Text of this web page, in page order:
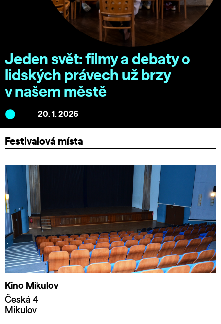
Jeden svět: filmy a debaty o
lidských právech už brzy
v našem městě
20. 1. 2026
Festivalová místa
Kino Mikulov
Česká 4
Mikulov